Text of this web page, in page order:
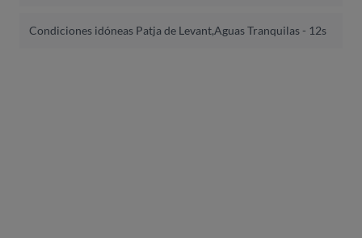
Condiciones idóneas Patja de Levant,Aguas Tranquilas - 12s